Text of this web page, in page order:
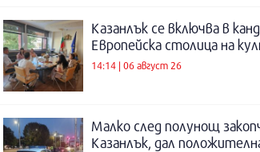
Казанлък се включва в
Европейска столица на
14:14 | 06 август 26
Малко след полунощ
Казанлък, дал